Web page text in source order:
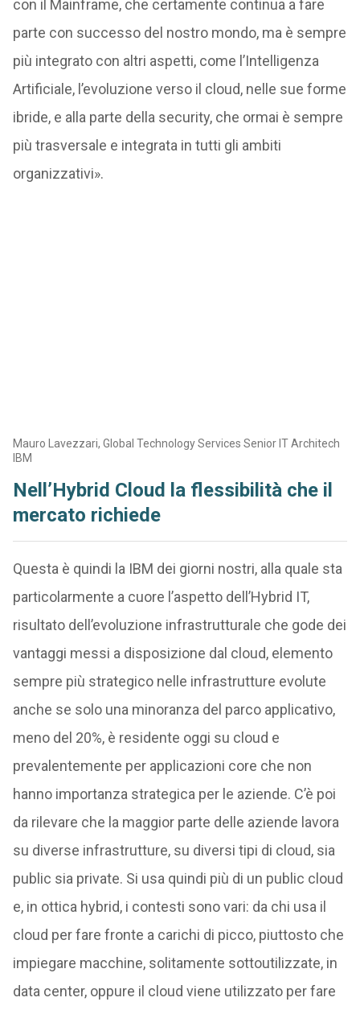
con il Mainframe, che certamente continua a fare
parte con successo del nostro mondo, ma è sempre
più integrato con altri aspetti, come l’Intelligenza
Artificiale, l’evoluzione verso il cloud, nelle sue forme
ibride, e alla parte della security, che ormai è sempre
più trasversale e integrata in tutti gli ambiti
organizzativi».
Mauro Lavezzari, Global Technology Services Senior IT Architech
IBM
Nell’Hybrid Cloud la flessibilità che il
mercato richiede
Questa è quindi la IBM dei giorni nostri, alla quale sta
particolarmente a cuore l’aspetto dell’Hybrid IT,
risultato dell’evoluzione infrastrutturale che gode dei
vantaggi messi a disposizione dal cloud, elemento
sempre più strategico nelle infrastrutture evolute
anche se solo una minoranza del parco applicativo,
meno del 20%, è residente oggi su cloud e
prevalentemente per applicazioni core che non
hanno importanza strategica per le aziende. C’è poi
da rilevare che la maggior parte delle aziende lavora
su diverse infrastrutture, su diversi tipi di cloud, sia
public sia private. Si usa quindi più di un public cloud
e, in ottica hybrid, i contesti sono vari: da chi usa il
cloud per fare fronte a carichi di picco, piuttosto che
impiegare macchine, solitamente sottoutilizzate, in
data center, oppure il cloud viene utilizzato per fare